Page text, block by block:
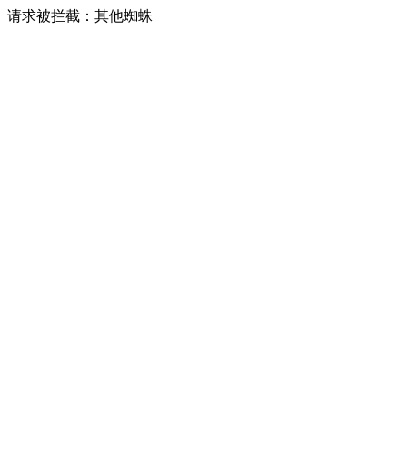
请求被拦截：其他蜘蛛